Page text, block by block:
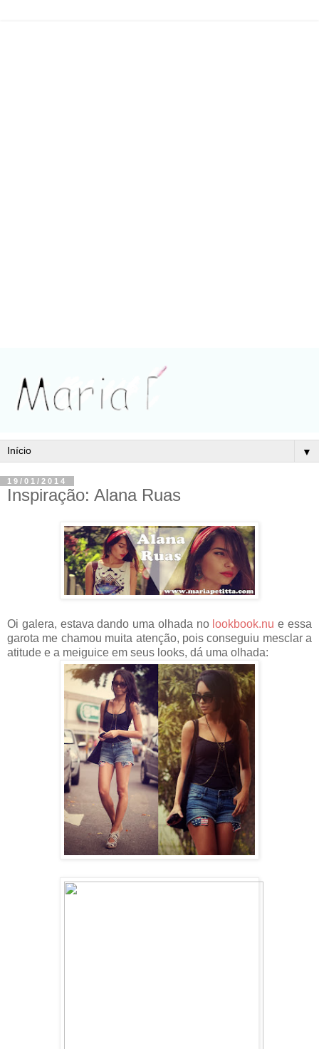
▼
19/01/2014
Inspiração: Alana Ruas
Oi galera, estava dando uma olhada no lookbook.nu e essa
garota me chamou muita atenção, pois conseguiu mesclar a
atitude e a meiguice em seus looks, dá uma olhada: